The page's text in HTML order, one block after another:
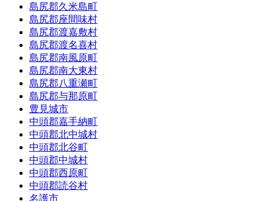
島尻郡久米島町
島尻郡座間味村
島尻郡渡嘉敷村
島尻郡渡名喜村
島尻郡南風原町
島尻郡南大東村
島尻郡八重瀬町
島尻郡与那原町
豊見城市
中頭郡嘉手納町
中頭郡北中城村
中頭郡北谷町
中頭郡中城村
中頭郡西原町
中頭郡読谷村
名護市